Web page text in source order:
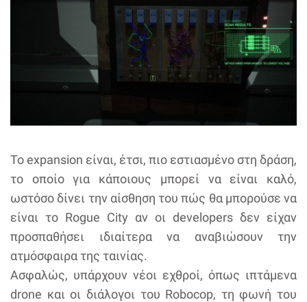
Το expansion είναι, έτσι, πιο εστιασμένο στη δράση,
το οποίο για κάποιους μπορεί να είναι καλό,
ωστόσο δίνει την αίσθηση του πώς θα μπορούσε να
είναι το Rogue City αν οι developers δεν είχαν
προσπαθήσει ιδιαίτερα να αναβιώσουν την
ατμόσφαιρα της ταινίας.
Ασφαλώς, υπάρχουν νέοι εχθροί, όπως ιπτάμενα
drone και οι διάλογοι του Robocop, τη φωνή του